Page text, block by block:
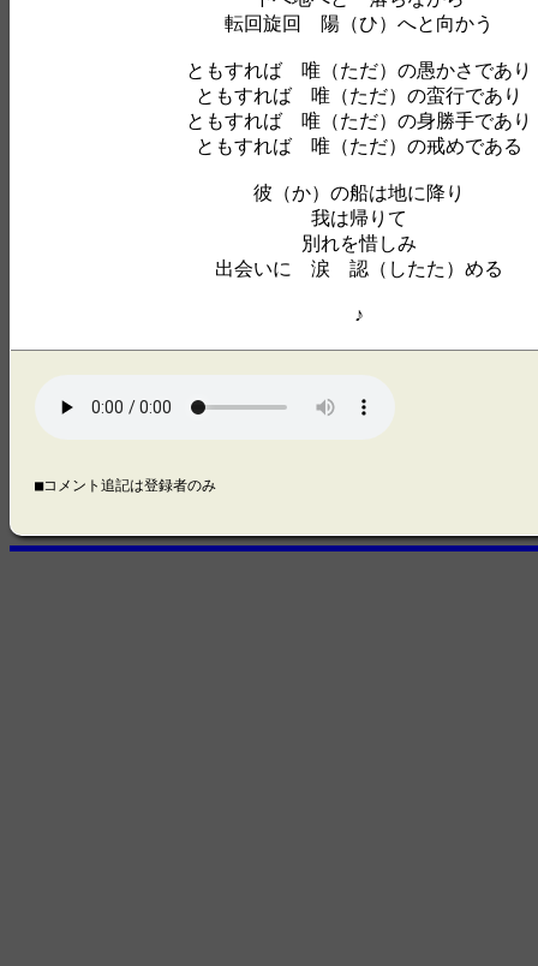
転回旋回 陽（ひ）へと向かう
ともすれば 唯（ただ）の愚かさであり
ともすれば 唯（ただ）の蛮行であり
ともすれば 唯（ただ）の身勝手であり
ともすれば 唯（ただ）の戒めである
彼（か）の船は地に降り
我は帰りて
別れを惜しみ
出会いに 涙 認（したた）める
♪
■コメント追記は登録者のみ